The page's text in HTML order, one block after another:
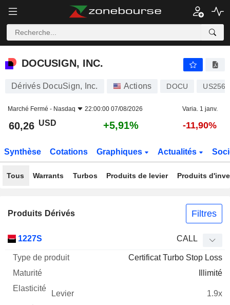
DOCUSIGN, INC.
DOCUSIGN, INC.
Dérivés DocuSign, Inc. Actions DOCU
Marché Fermé - Nasdaq 22:00:00 07/08/2026 Varia. 1 janv.
60,26 USD +5,91% -11,90%
Synthèse Cotations Graphiques Actualités
Tous Warrants Turbos Produits de levier Produits
Produits Dérivés Filtres
Mnemo Type produit
Elasticité Levier Parité
1227S CALL
Certificat Turbo Stop Loss
Illimité
1.9x